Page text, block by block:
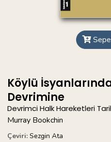
Köylü
Devrimine
Devrimci Halk Hareketleri
Murray Bookchin
Çeviri: Sezgin Ata